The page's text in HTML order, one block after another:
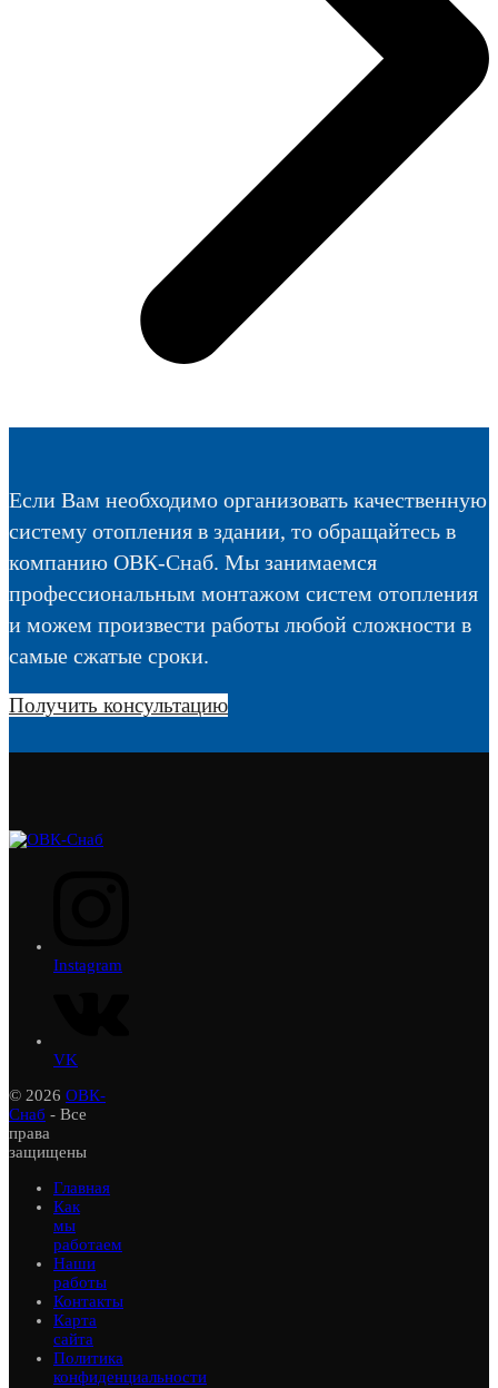
Если Вам необходимо организовать качественную
систему отопления в здании, то обращайтесь в
компанию ОВК-Снаб. Мы занимаемся
профессиональным монтажом систем отопления
и можем произвести работы любой сложности в
самые сжатые сроки.
Получить консультацию
Instagram
VK
© 2026 ОВК-
Снаб - Все
права
защищены
Главная
Как
мы
работаем
Наши
работы
Контакты
Карта
сайта
Политика
конфиденциальности